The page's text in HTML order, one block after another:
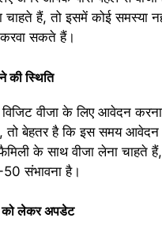
चाहते हैं, तो इसमें कोई समस्या
सकते हैं।
की स्थिति
वीजा के लिए आवेदन
तो बेहतर है कि इस समय
के साथ वीजा लेना चाहते
संभावना है।
को लेकर अपडेट